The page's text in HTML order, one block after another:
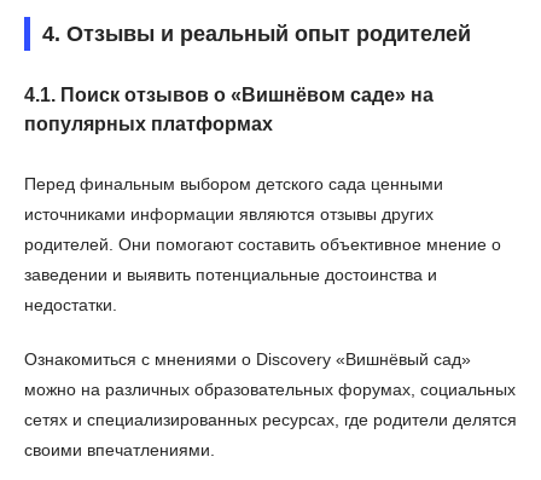
4. Отзывы и реальный опыт родителей
4.1. Поиск отзывов о «Вишнёвом саде» на
популярных платформах
Перед финальным выбором детского сада ценными
источниками информации являются отзывы других
родителей. Они помогают составить объективное мнение о
заведении и выявить потенциальные достоинства и
недостатки.
Ознакомиться с мнениями о Discovery «Вишнёвый сад»
можно на различных образовательных форумах, социальных
сетях и специализированных ресурсах, где родители делятся
своими впечатлениями.